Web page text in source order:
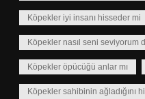
Köpekler iyi insanı hisseder mi
Köpekler nasıl seni seviyorum
Köpekler öpücüğü anlar mı
Köpekler sahibinin ağladığını